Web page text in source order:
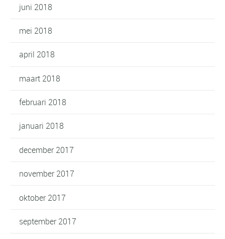
juni 2018
mei 2018
april 2018
maart 2018
februari 2018
januari 2018
december 2017
november 2017
oktober 2017
september 2017